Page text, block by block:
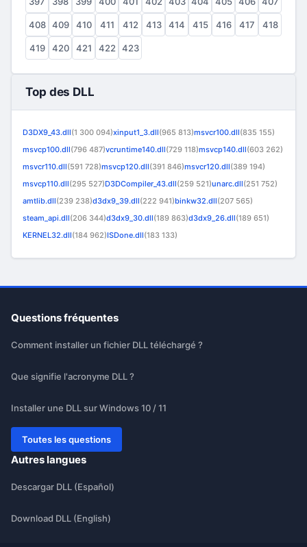
408 409 410 411 412 413 414 415 416 417 418
419 420 421 422 423
Top des DLL
D3DX9_43.dll(1 300 094)xinput1_3.dll(965 813)msvcr100.dll(835 155)
msvcp100.dll(796 487)vcruntime140.dll(729 118)msvcp140.dll(603 262)
msvcr110.dll(591 728)msvcp120.dll(391 846)msvcr120.dll(389 194)
msvcp110.dll(295 527)D3DCompiler_43.dll(259 521)unarc.dll(251 752)
amtlib.dll(239 238)d3dx9_39.dll(222 941)binkw32.dll(207 565)
steam_api.dll(206 344)d3dx9_30.dll(189 863)d3dx9_26.dll(189 651)
KERNEL32.dll(184 962)ISDone.dll(183 133)
Questions fréquentes
Comment installer un fichier DLL téléchargé ?
Que signifie l'acronyme DLL ?
Installer une DLL sur Windows 10 / 11
Toutes les questions
Autres langues
Descargar DLL (Español)
Download DLL (English)